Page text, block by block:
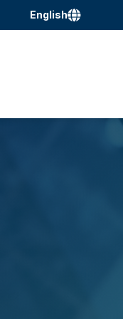
English